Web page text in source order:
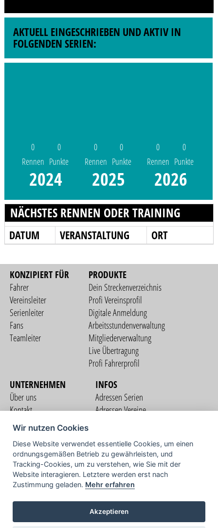
AKTUELL EINGESCHRIEBEN UND AKTIV IN
FOLGENDEN SERIEN:
0
Rennen
0
Punkte
2024
0
Rennen
0
Punkte
2025
0
Rennen
0
Punkte
2026
NÄCHSTES RENNEN ODER TRAINING
DATUM VERANSTALTUNG ORT
KONZIPIERT FÜR
Fahrer
Vereinsleiter
Serienleiter
Fans
Teamleiter
PRODUKTE
Dein Streckenverzeichnis
Profi Vereinsprofil
Digitale Anmeldung
Arbeitsstundenverwaltung
Mitgliederverwaltung
Live Übertragung
Profi Fahrerprofil
UNTERNEHMEN
Über uns
Kontakt
Nutzungsbedingungen
Datenschutzerklärung
Impressum
INFOS
Adressen Serien
Adressen Vereine
COMMUNITY
TV
Wir nutzen Cookies
Diese Website verwendet essentielle Cookies, um einen
ordnungsgemäßen Betrieb zu gewährleisten, und
Tracking-Cookies, um zu verstehen, wie Sie mit der
Website interagieren. Letztere werden erst nach
Zustimmung geladen. Mehr erfahren
Akzeptieren